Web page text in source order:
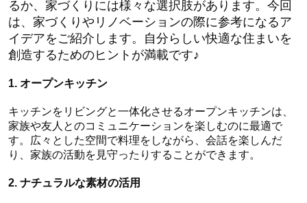
るか、家づくりには様々な選択肢があります。今回
は、家づくりやリノベーションの際に参考になるア
イデアをご紹介します。自分らしい快適な住まいを
創造するためのヒントが満載です♪
1. オープンキッチン
キッチンをリビングと一体化させるオープンキッチンは、
家族や友人とのコミュニケーションを楽しむのに最適で
す。広々とした空間で料理をしながら、会話を楽しんだ
り、家族の活動を見守ったりすることができます。
2. ナチュラルな素材の活用